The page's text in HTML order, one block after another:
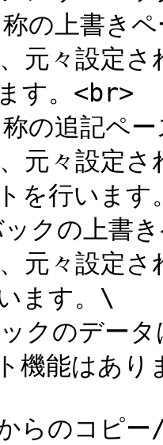
の上書き
す。<br>
の追記ペ
を行いま
クの上書
ます。\
機能はあり
らのコピ